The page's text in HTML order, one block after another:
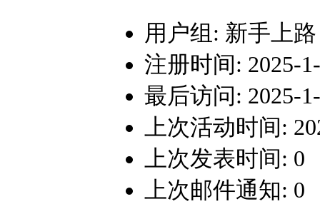
用户组: 新手上路
注册时间: 2025-
最后访问: 2025-
上次活动时间:
上次发表时间: 0
上次邮件通知: 0